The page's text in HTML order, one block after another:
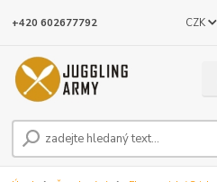
CZK
+420 602677792